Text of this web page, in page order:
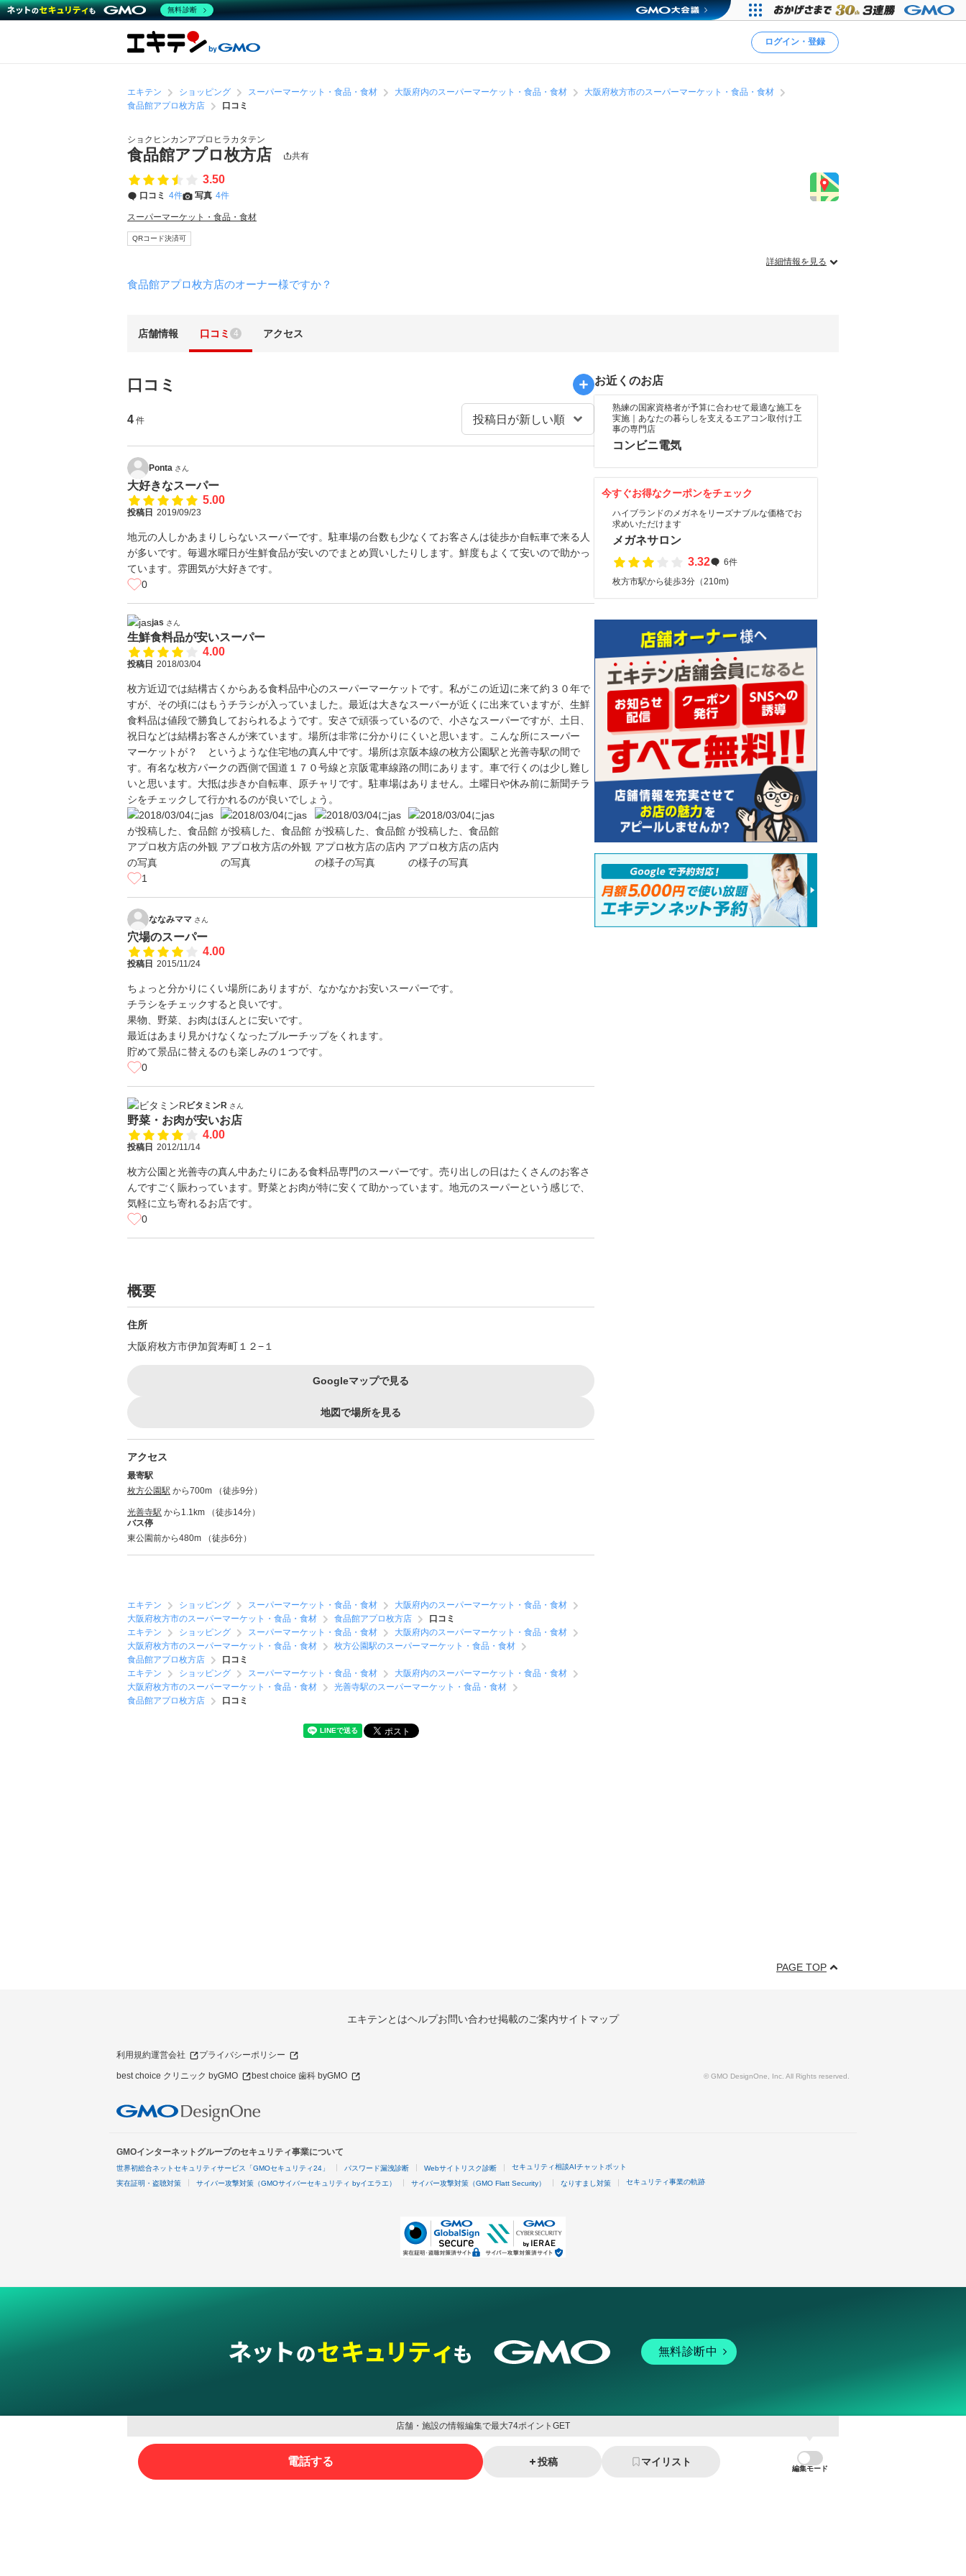
ログイン・登録
エキテン ショッピング スーパーマーケット・食品・食材 大阪府内のスーパーマーケット・食品・食材
大阪府枚方市のスーパーマーケット・食品・食材
食品館アプロ枚方店
口コミ
ショクヒンカンアプロヒラカタテン
食品館アプロ枚方店 共有
3.50
口コミ 4件 写真 4件
スーパーマーケット・食品・食材
QRコード決済可
詳細情報を見る
食品館アプロ枚方店のオーナー様ですか？
店舗情報 口コミ 4 アクセス
口コミ
4 件
Ponta さん
大好きなスーパー
5.00
投稿日 2019/09/23
地元の人しかあまりしらないスーパーです。駐車場の台数も少なくてお客さんは徒歩か自転車で来る人
が多いです。毎週水曜日が生鮮食品が安いのでまとめ買いしたりします。鮮度もよくて安いので助かっ
ています。雰囲気が大好きです。
0
jas さん
生鮮食料品が安いスーパー
4.00
投稿日 2018/03/04
枚方近辺では結構古くからある食料品中心のスーパーマーケットです。私がこの近辺に来て約３０年で
すが、その頃にはもうチラシが入っていました。最近は大きなスーパーが近くに出来ていますが、生鮮
食料品は値段で勝負しておられるようです。安さで頑張っているので、小さなスーパーですが、土日、
祝日などは結構お客さんが来ています。場所は非常に分かりにくいと思います。こんな所にスーパー
マーケットが？ というような住宅地の真ん中です。場所は京阪本線の枚方公園駅と光善寺駅の間で
す。有名な枚方パークの西側で国道１７０号線と京阪電車線路の間にあります。車で行くのは少し難し
いと思います。大抵は歩きか自転車、原チャリです。駐車場はありません。土曜日や休み前に新聞チラ
シをチェックして行かれるのが良いでしょう。
1
ななみママ さん
穴場のスーパー
4.00
投稿日 2015/11/24
ちょっと分かりにくい場所にありますが、なかなかお安いスーパーです。
チラシをチェックすると良いです。
果物、野菜、お肉はほんとに安いです。
最近はあまり見かけなくなったブルーチップをくれます。
貯めて景品に替えるのも楽しみの１つです。
0
ビタミンR さん
野菜・お肉が安いお店
4.00
投稿日 2012/11/14
枚方公園と光善寺の真ん中あたりにある食料品専門のスーパーです。売り出しの日はたくさんのお客さ
んですごく賑わっています。野菜とお肉が特に安くて助かっています。地元のスーパーという感じで、
気軽に立ち寄れるお店です。
0
概要
住所
大阪府枚方市伊加賀寿町１２−１
Googleマップで見る
地図で場所を見る
アクセス
最寄駅
枚方公園駅 から700m （徒歩9分）
光善寺駅 から1.1km （徒歩14分）
バス停
東公園前から480m （徒歩6分）
エキテン ショッピング スーパーマーケット・食品・食材
大阪府内のスーパーマーケット・食品・食材
大阪府枚方市のスーパーマーケット・食品・食材
食品館アプロ枚方店
口コミ
エキテン
ショッピング スーパーマーケット・食品・食材
大阪府内のスーパーマーケット・食品・食材
大阪府枚方市のスーパーマーケット・食品・食材
枚方公園駅のスーパーマーケット・食品・食材
食品館アプロ枚方店
口コミ
エキテン
ショッピング スーパーマーケット・食品・食材
大阪府内のスーパーマーケット・食品・食材
大阪府枚方市のスーパーマーケット・食品・食材
光善寺駅のスーパーマーケット・食品・食材
食品館アプロ枚方店
口コミ
お近くのお店
熟練の国家資格者が予算に合わせて最適な施工を
実施｜あなたの暮らしを支えるエアコン取付け工
事の専門店
コンビニ電気
今すぐお得なクーポンをチェック
ハイブランドのメガネをリーズナブルな価格でお
求めいただけます
メガネサロン
3.32
6件
枚方市駅から徒歩3分（210m)
PAGE TOP
エキテンとはヘルプお問い合わせ掲載のご案内サイトマップ
利用規約運営会社 プライバシーポリシー
best choice クリニック byGMO best choice 歯科 byGMO © GMO DesignOne, Inc. All Rights reserved.
GMOインターネットグループのセキュリティ事業について
世界初総合ネットセキュリティサービス「GMOセキュリティ24」 パスワード漏洩診断 Webサイトリスク診断 セキュリティ相談AIチャットボット
実在証明・盗聴対策 サイバー攻撃対策（GMOサイバーセキュリティ byイエラエ） サイバー攻撃対策（GMO Flatt Security） なりすまし対策 セキュリティ事業の軌跡
無料診断中
グループサービス
インターネットサービス マーケティング支援
店舗・施設の情報編集で最大74ポイントGET
電話する 投稿 マイリスト
編集モード
無料診断